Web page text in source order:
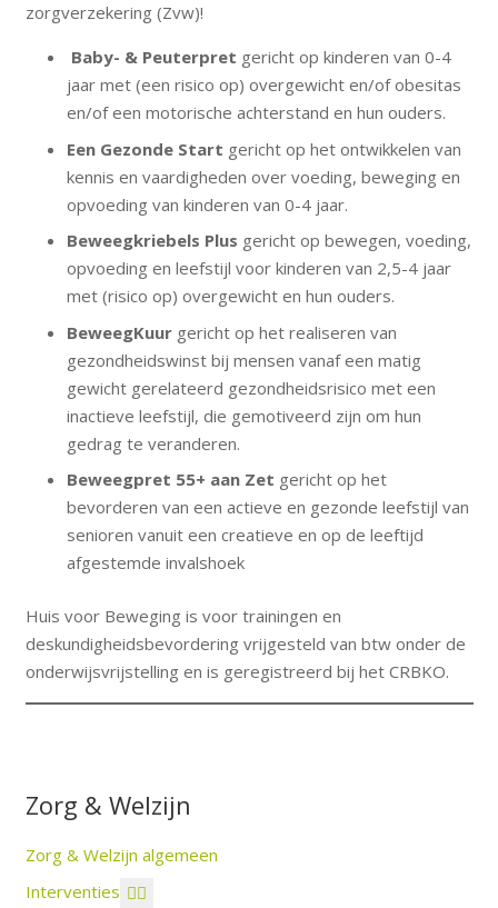
zorgverzekering (Zvw)!
Baby- & Peuterpret gericht op kinderen van 0-4
jaar met (een risico op) overgewicht en/of obesitas
en/of een motorische achterstand en hun ouders.
Een Gezonde Start gericht op het ontwikkelen van
kennis en vaardigheden over voeding, beweging en
opvoeding van kinderen van 0-4 jaar.
Beweegkriebels Plus gericht op bewegen, voeding,
opvoeding en leefstijl voor kinderen van 2,5-4 jaar
met (risico op) overgewicht en hun ouders.
BeweegKuur gericht op het realiseren van
gezondheidswinst bij mensen vanaf een matig
gewicht gerelateerd gezondheidsrisico met een
inactieve leefstijl, die gemotiveerd zijn om hun
gedrag te veranderen.
Beweegpret 55+ aan Zet gericht op het
bevorderen van een actieve en gezonde leefstijl van
senioren vanuit een creatieve en op de leeftijd
afgestemde invalshoek
Huis voor Beweging is voor trainingen en
deskundigheidsbevordering vrijgesteld van btw onder de
onderwijsvrijstelling en is geregistreerd bij het CRBKO.
Zorg & Welzijn
Zorg & Welzijn algemeen
Interventies